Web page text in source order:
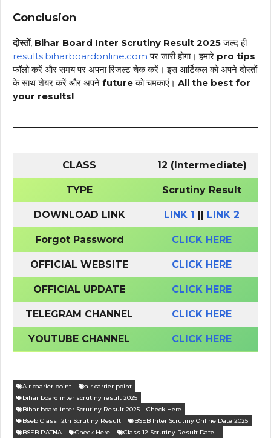
Conclusion
दोस्तों, Bihar Board Inter Scrutiny Result 2025जल्द ही
results.biharboardonline.com पर जारी होगा। हमारे pro tips
फॉलो करें और समय पर अपना रिजल्ट चेक करें। इस आर्टिकल को अपने दोस्तों
के साथ शेयर करें और अपने futureको चमकाएं। All the best for
your results!
CLASS 12 (Intermediate)
TYPE Scrutiny Result
DOWNLOAD LINK LINK 1 || LINK 2
Forgot Password CLICK HERE
OFFICIAL WEBSITE CLICK HERE
OFFICIAL UPDATE CLICK HERE
TELEGRAM CHANNEL CLICK HERE
YOUTUBE CHANNEL CLICK HERE
A r caarier point
a r carrier point
bihar board inter scrutiny result 2025
Bihar board inter Scrutiny Result 2025 – Check Here
Bseb Class 12th Scrutiny Result
BSEB Inter Scrutiny Online Date 2025
BSEB PATNA
Check Here
Class 12 Scrutiny Result Date –